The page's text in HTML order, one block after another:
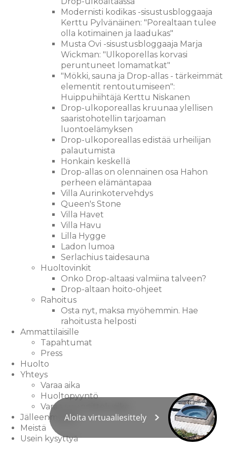
Modernisti kodikas -sisustusbloggaaja
Kerttu Pylvänäinen: "Porealtaan tulee
olla kotimainen ja laadukas"
Musta Ovi -sisustusbloggaaja Marja
Wickman: "Ulkoporellas korvasi
peruntuneet lomamatkat"
"Mökki, sauna ja Drop-allas - tärkeimmät
elementit rentoutumiseen":
Huippuhiihtäjä Kerttu Niskanen
Drop-ulkoporeallas kruunaa ylellisen
saaristohotellin tarjoaman
luontoelämyksen
Drop-ulkoporeallas edistää urheilijan
palautumista
Honkain keskellä
Drop-allas on olennainen osa Hahon
perheen elämäntapaa
Villa Aurinkotervehdys
Queen's Stone
Villa Havet
Villa Havu
Lilla Hygge
Ladon lumoa
Serlachius taidesauna
Huoltovinkit
Onko Drop-altaasi valmiina talveen?
Drop-altaan hoito-ohjeet
Rahoitus
Osta nyt, maksa myöhemmin. Hae
rahoitusta helposti
Ammattilaisille
Tapahtumat
Press
Huolto
Yhteys
Varaa aika
Huoltopyyntö
Varaa suunnitteluaika
Jälleenmyyjät
Meistä
Usein kysyttyä
Aloita virtuaaliesittely